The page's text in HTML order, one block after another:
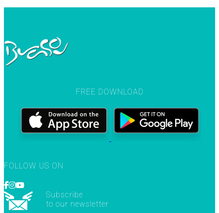
FREE DOWNLOAD
FOLLOW US ON
Subscribe
to our newsletter